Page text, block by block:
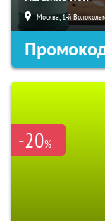
Москва, 1-й
-20%